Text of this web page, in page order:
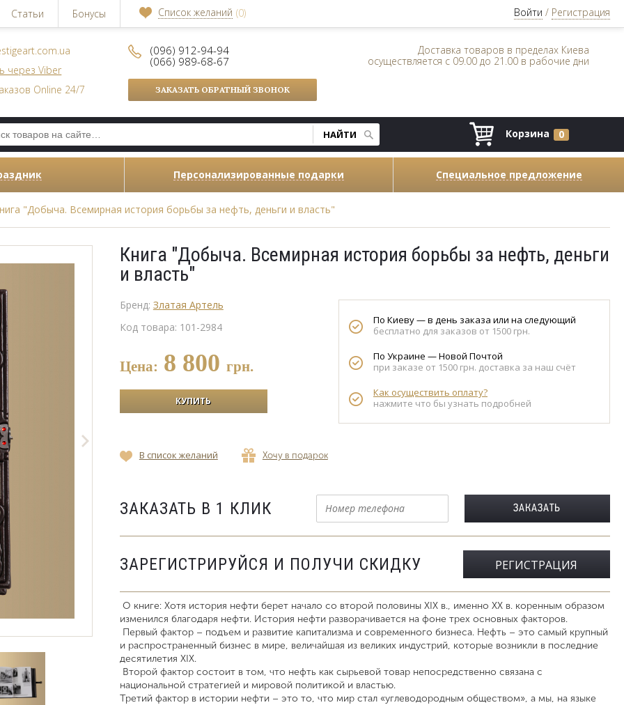
Статьи Бонусы Список желаний (0) Войти / Регистрация
через Viber
Online 24/7
(096) 912-94-94
(066) 989-68-67
ЗАКАЗАТЬ ОБРАТНЫЙ ЗВОНОК
Доставка товаров в пределах Киева
осуществляется с 09.00 до 21.00 в рабочие дни
Корзина 0
Персонализированные подарки Специальное предложение
"Добыча. Всемирная история борьбы за нефть, деньги и власть"
Книга "Добыча. Всемирная история борьбы за нефть, деньги
и власть"
Бренд: Златая Артель
Код товара: 101-2984
Цена: 8 800 грн.
По Киеву — в день заказа или на следующий
бесплатно для заказов от 1500 грн.
По Украине — Новой Почтой
при заказе от 1500 грн. доставка за наш счёт
Как осуществить оплату?
нажмите что бы узнать подробней
В список желаний Хочу в подарок
ЗАКАЗАТЬ В 1 КЛИК
ЗАРЕГИСТРИРУЙСЯ И ПОЛУЧИ СКИДКУ РЕГИСТРАЦИЯ
О книге: Хотя история нефти берет начало со второй половины XIX в., именно XX в. коренным образом
изменился благодаря нефти. История нефти разворачивается на фоне трех основных факторов.
Первый фактор – подъем и развитие капитализма и современного бизнеса. Нефть – это самый крупный
и распространенный бизнес в мире, величайшая из великих индустрий, которые возникли в последние
десятилетия XIX.
Второй фактор состоит в том, что нефть как сырьевой товар непосредственно связана с
национальной стратегией и мировой политикой и властью.
Третий фактор в истории нефти – это то, что мир стал «углеводородным обществом», а мы, на языке